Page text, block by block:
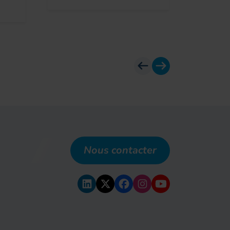
AvantSuivant
Nous contacter